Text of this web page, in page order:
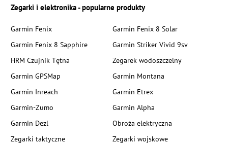
Zegarki i elektronika - popularne produkty
Garmin Fenix
Garmin Fenix 8 Solar
Garmin Fenix 8 Sapphire
Garmin Striker Vivid 9sv
HRM Czujnik Tętna
Zegarek wodoszczelny
Garmin GPSMap
Garmin Montana
Garmin Inreach
Garmin Etrex
Garmin-Zumo
Garmin Alpha
Garmin Dezl
Obroża elektryczna
Zegarki taktyczne
Zegarki wojskowe